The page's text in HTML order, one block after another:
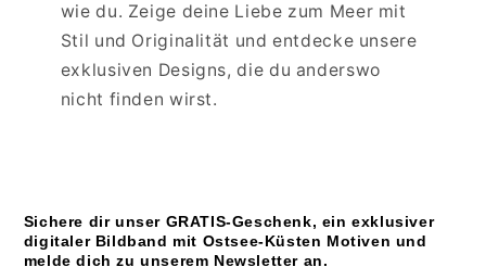
wie du. Zeige deine Liebe zum Meer mit
Stil und Originalität und entdecke unsere
exklusiven Designs, die du anderswo
nicht finden wirst.
Sichere dir unser GRATIS-Geschenk, ein exklusiver
digitaler Bildband mit Ostsee-Küsten Motiven und
melde dich zu unserem Newsletter an.